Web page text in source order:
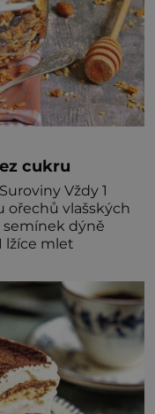
cukru
ořechů vlašských
dýně
lžíce mlet